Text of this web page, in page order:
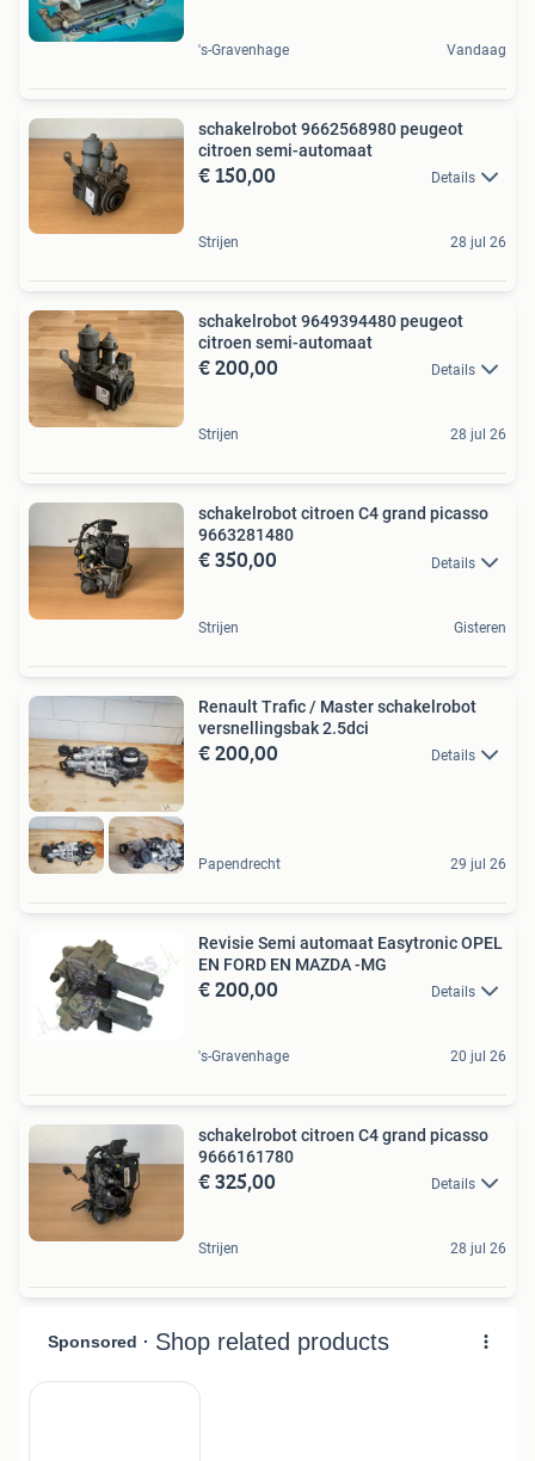
's-Gravenhage Vandaag
schakelrobot 9662568980 peugeot
citroen semi-automaat
€ 150,00 Details
Strijen 28 jul 26
schakelrobot 9649394480 peugeot
citroen semi-automaat
€ 200,00 Details
Strijen 28 jul 26
schakelrobot citroen C4 grand picasso
9663281480
€ 350,00 Details
Strijen Gisteren
Renault Trafic / Master schakelrobot
versnellingsbak 2.5dci
€ 200,00 Details
Papendrecht 29 jul 26
Revisie Semi automaat Easytronic OPEL
EN FORD EN MAZDA -MG
€ 200,00 Details
's-Gravenhage 20 jul 26
schakelrobot citroen C4 grand picasso
9666161780
€ 325,00 Details
Strijen 28 jul 26